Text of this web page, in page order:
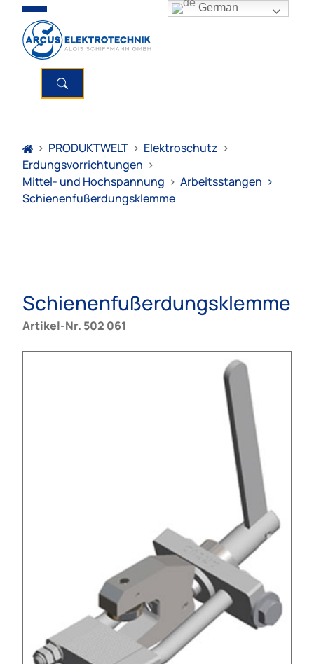
> PRODUKTWELT > Elektroschutz >
Erdungsvorrichtungen >
Mittel- und Hochspannung > Arbeitsstangen >
Schienenfußerdungsklemme
Schienenfußerdungsklemme
Artikel-Nr. 502 061
German